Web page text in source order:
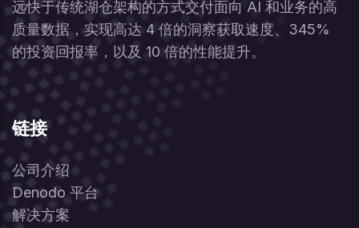
远快于传统湖仓架构的方式交付面向 AI 和业务的高
质量数据，实现高达 4 倍的洞察获取速度、345%
的投资回报率，以及 10 倍的性能提升。
链接
公司介绍
Denodo 平台
解决方案